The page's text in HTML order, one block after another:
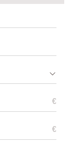
€
€